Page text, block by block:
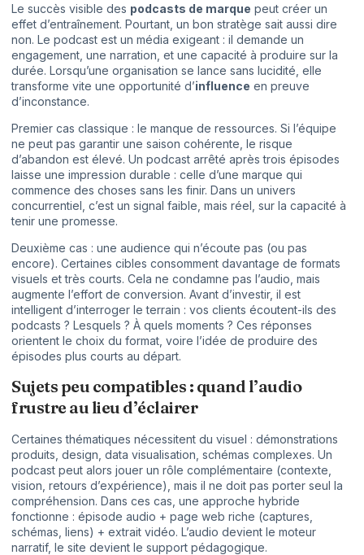
Le succès visible des podcasts de marque peut créer un
effet d’entraînement. Pourtant, un bon stratège sait aussi dire
non. Le podcast est un média exigeant : il demande un
engagement, une narration, et une capacité à produire sur la
durée. Lorsqu’une organisation se lance sans lucidité, elle
transforme vite une opportunité d’influence en preuve
d’inconstance.
Premier cas classique : le manque de ressources. Si l’équipe
ne peut pas garantir une saison cohérente, le risque
d’abandon est élevé. Un podcast arrêté après trois épisodes
laisse une impression durable : celle d’une marque qui
commence des choses sans les finir. Dans un univers
concurrentiel, c’est un signal faible, mais réel, sur la capacité à
tenir une promesse.
Deuxième cas : une audience qui n’écoute pas (ou pas
encore). Certaines cibles consomment davantage de formats
visuels et très courts. Cela ne condamne pas l’audio, mais
augmente l’effort de conversion. Avant d’investir, il est
intelligent d’interroger le terrain : vos clients écoutent-ils des
podcasts ? Lesquels ? À quels moments ? Ces réponses
orientent le choix du format, voire l’idée de produire des
épisodes plus courts au départ.
Sujets peu compatibles : quand l’audio
frustre au lieu d’éclairer
Certaines thématiques nécessitent du visuel : démonstrations
produits, design, data visualisation, schémas complexes. Un
podcast peut alors jouer un rôle complémentaire (contexte,
vision, retours d’expérience), mais il ne doit pas porter seul la
compréhension. Dans ces cas, une approche hybride
fonctionne : épisode audio + page web riche (captures,
schémas, liens) + extrait vidéo. L’audio devient le moteur
narratif, le site devient le support pédagogique.